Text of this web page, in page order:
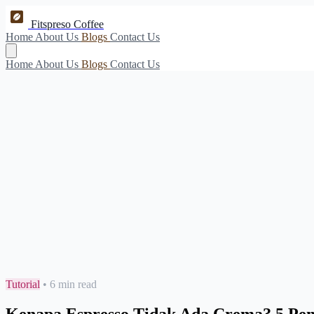
Fitspreso Coffee
Home About Us Blogs Contact Us
Home About Us Blogs Contact Us
Tutorial • 6 min read